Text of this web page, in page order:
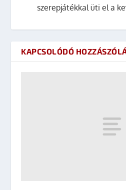
szerepjátékkal üti el a
KAPCSOLÓDÓ